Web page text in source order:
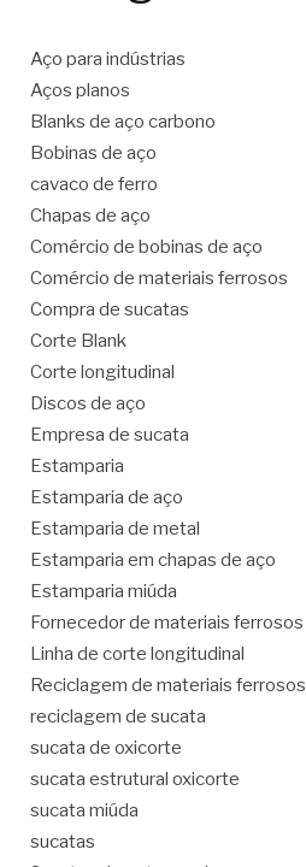
Aço para indústrias
Aços planos
Blanks de aço carbono
Bobinas de aço
cavaco de ferro
Chapas de aço
Comércio de bobinas de aço
Comércio de materiais ferrosos
Compra de sucatas
Corte Blank
Corte longitudinal
Discos de aço
Empresa de sucata
Estamparia
Estamparia de aço
Estamparia de metal
Estamparia em chapas de aço
Estamparia miúda
Fornecedor de materiais ferrosos
Linha de corte longitudinal
Reciclagem de materiais ferrosos
reciclagem de sucata
sucata de oxicorte
sucata estrutural oxicorte
sucata miúda
sucatas